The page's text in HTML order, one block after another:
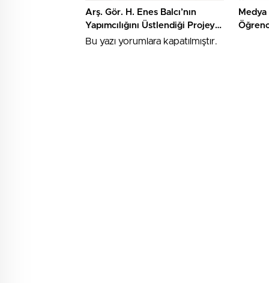
Arş. Gör. H. Enes Balcı’nın
Yapımcılığını Üstlendiği Projeye
TRT Kısa Film Yapım Ödülü
Bu yazı yorumlara kapatılmıştır.